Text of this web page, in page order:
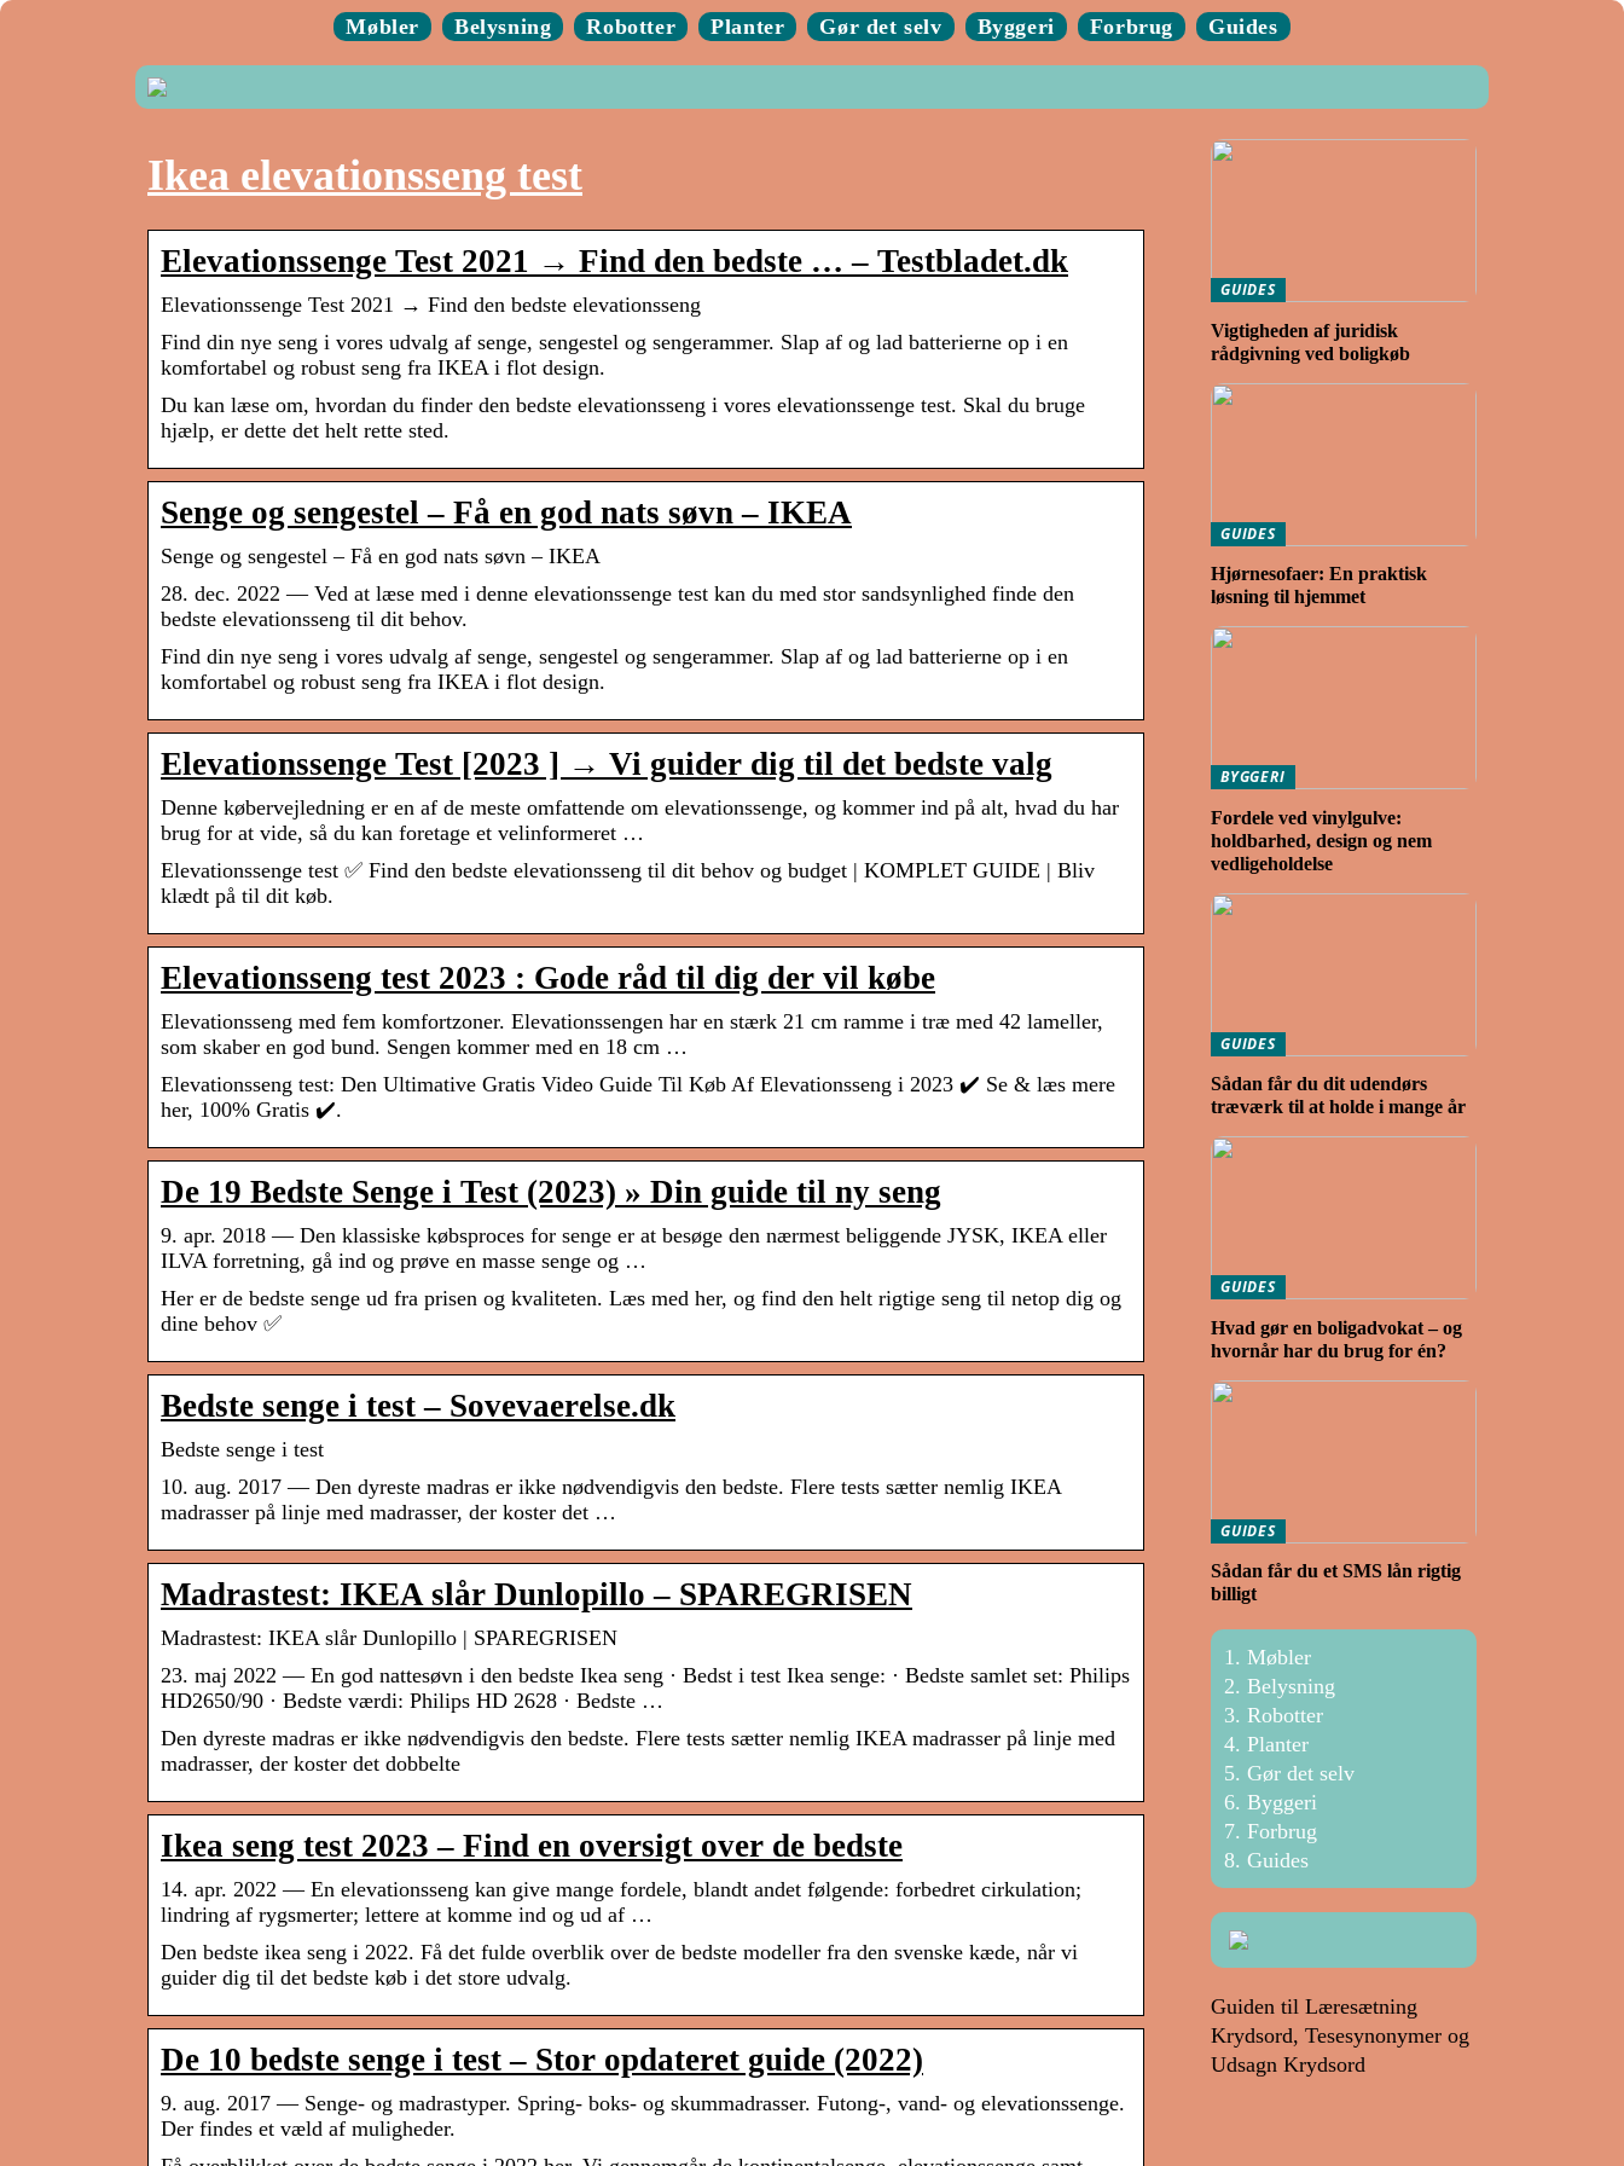
Møbler Belysning Robotter Planter Gør det selv Byggeri Forbrug Guides
Ikea elevationsseng test
Elevationssenge Test 2021 → Find den bedste … – Testbladet.dk
Elevationssenge Test 2021 → Find den bedste elevationsseng
Find din nye seng i vores udvalg af senge, sengestel og sengerammer. Slap af og lad batterierne op i en
komfortabel og robust seng fra IKEA i flot design.
Du kan læse om, hvordan du finder den bedste elevationsseng i vores elevationssenge test. Skal du bruge
hjælp, er dette det helt rette sted.
Senge og sengestel – Få en god nats søvn – IKEA
Senge og sengestel – Få en god nats søvn – IKEA
28. dec. 2022 — Ved at læse med i denne elevationssenge test kan du med stor sandsynlighed finde den
bedste elevationsseng til dit behov.
Find din nye seng i vores udvalg af senge, sengestel og sengerammer. Slap af og lad batterierne op i en
komfortabel og robust seng fra IKEA i flot design.
Elevationssenge Test [2023 ] → Vi guider dig til det bedste valg
Denne købervejledning er en af de meste omfattende om elevationssenge, og kommer ind på alt, hvad du har
brug for at vide, så du kan foretage et velinformeret …
Elevationssenge test ✅ Find den bedste elevationsseng til dit behov og budget | KOMPLET GUIDE | Bliv
klædt på til dit køb.
Elevationsseng test 2023 : Gode råd til dig der vil købe
Elevationsseng med fem komfortzoner. Elevationssengen har en stærk 21 cm ramme i træ med 42 lameller,
som skaber en god bund. Sengen kommer med en 18 cm …
Elevationsseng test: Den Ultimative Gratis Video Guide Til Køb Af Elevationsseng i 2023 ✔️ Se & læs mere
her, 100% Gratis ✔️.
De 19 Bedste Senge i Test (2023) » Din guide til ny seng
9. apr. 2018 — Den klassiske købsproces for senge er at besøge den nærmest beliggende JYSK, IKEA eller
ILVA forretning, gå ind og prøve en masse senge og …
Her er de bedste senge ud fra prisen og kvaliteten. Læs med her, og find den helt rigtige seng til netop dig og
dine behov ✅
Bedste senge i test – Sovevaerelse.dk
Bedste senge i test
10. aug. 2017 — Den dyreste madras er ikke nødvendigvis den bedste. Flere tests sætter nemlig IKEA
madrasser på linje med madrasser, der koster det …
Madrastest: IKEA slår Dunlopillo – SPAREGRISEN
Madrastest: IKEA slår Dunlopillo | SPAREGRISEN
23. maj 2022 — En god nattesøvn i den bedste Ikea seng · Bedst i test Ikea senge: · Bedste samlet set: Philips
HD2650/90 · Bedste værdi: Philips HD 2628 · Bedste …
Den dyreste madras er ikke nødvendigvis den bedste. Flere tests sætter nemlig IKEA madrasser på linje med
madrasser, der koster det dobbelte
Ikea seng test 2023 – Find en oversigt over de bedste
14. apr. 2022 — En elevationsseng kan give mange fordele, blandt andet følgende: forbedret cirkulation;
lindring af rygsmerter; lettere at komme ind og ud af …
Den bedste ikea seng i 2022. Få det fulde overblik over de bedste modeller fra den svenske kæde, når vi
guider dig til det bedste køb i det store udvalg.
De 10 bedste senge i test – Stor opdateret guide (2022)
9. aug. 2017 — Senge- og madrastyper. Spring- boks- og skummadrasser. Futong-, vand- og elevationssenge.
Der findes et væld af muligheder.
GUIDES
Vigtigheden af juridisk
rådgivning ved boligkøb
GUIDES
Hjørnesofaer: En praktisk
løsning til hjemmet
BYGGERI
Fordele ved vinylgulve:
holdbarhed, design og nem
vedligeholdelse
GUIDES
Sådan får du dit udendørs
træværk til at holde i mange år
GUIDES
Hvad gør en boligadvokat – og
hvornår har du brug for én?
GUIDES
Sådan får du et SMS lån rigtig
billigt
Møbler
Belysning
Robotter
Planter
Gør det selv
Byggeri
Forbrug
Guides
Guiden til Læresætning
Krydsord, Tesesynonymer og
Udsagn Krydsord